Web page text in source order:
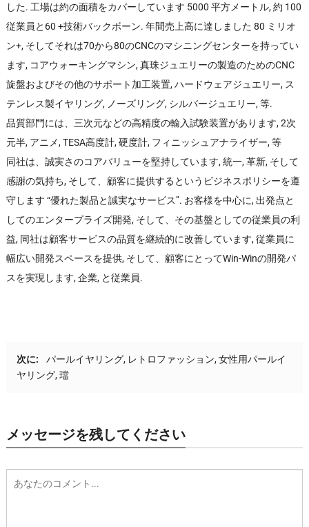
した. 工場は約の面積をカバーしています 5000 平方メートル, 約 100
従業員と60 +技術バックボーン. 年間売上高に達しました 80 ミリオ
ン+, そしてそれは70から80のCNCのマシニングセンターを持ってい
ます, コアウォーキングマシン, 真珠ジュエリーの製造のためのCNC
旋盤およびその他のサポート加工装置, ハードウェアジュエリー, ス
テンレス製イヤリング, ノーズリング, シルバージュエリー, 等.
品質部門には、三次元などの高精度の輸入試験装置があります, 2次
元半, アニメ, TESA高度計, 硬度計, フィニッシュアナライザー, 等
同社は、誠実さのコアバリューを堅持しています, 統一, 革新, そして
感謝の気持ち, そして、顧客に提供するというビジネスポリシーを遵
守します “優れた製品と誠実なサービス”. お客様を中心に, 出発点と
してのエンタープライズ開発, そして、その基盤としての従業員の利
益, 同社は顧客サービスの品質を継続的に改善しています, 従業員に
幅広い開発スペースを提供, そして、顧客にとってWin-Winの開発パ
スを実現します, 企業, と従業員.
次に:
パールイヤリング, レトロファッション, 女性用パールイ
ヤリング, 璫
メッセージを残してください